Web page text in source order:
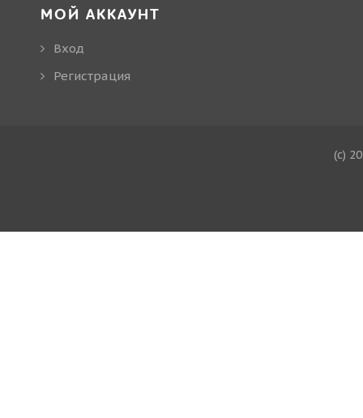
МОЙ АККАУНТ
Вход
Регистрация
(c)